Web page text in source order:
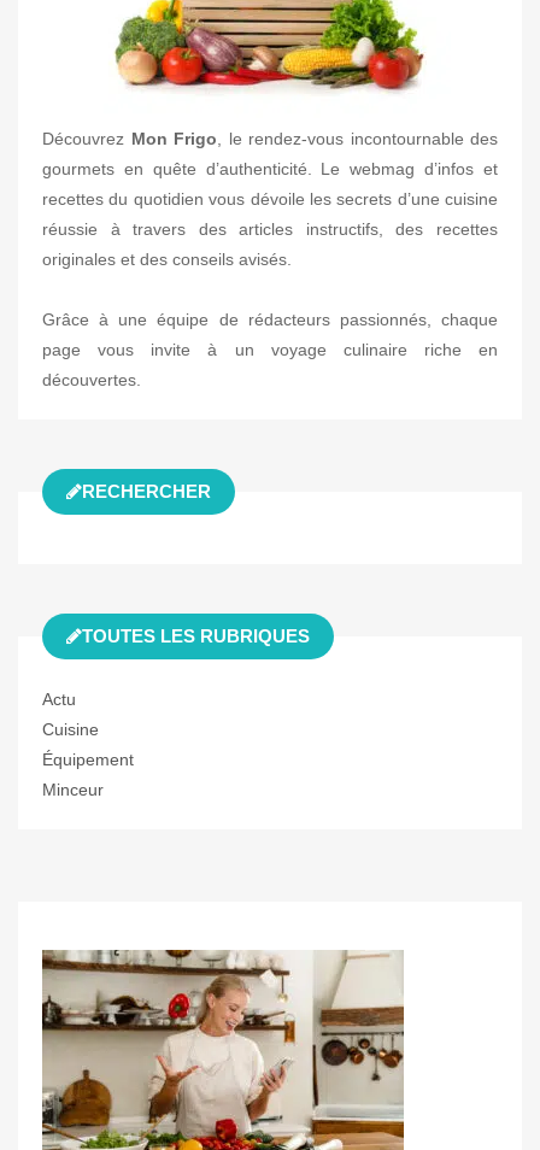
Découvrez Mon Frigo, le rendez-vous incontournable des
gourmets en quête d’authenticité. Le webmag d’infos et
recettes du quotidien vous dévoile les secrets d’une cuisine
réussie à travers des articles instructifs, des recettes
originales et des conseils avisés.
Grâce à une équipe de rédacteurs passionnés, chaque
page vous invite à un voyage culinaire riche en
découvertes.
RECHERCHER
TOUTES LES RUBRIQUES
Actu
Cuisine
Équipement
Minceur